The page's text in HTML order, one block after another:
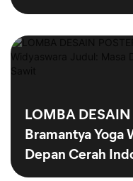
LOMBA DESAIN
Bramantya Yoga
Depan Cerah